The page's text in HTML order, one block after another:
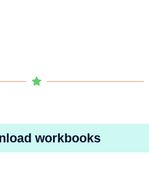
workbooks